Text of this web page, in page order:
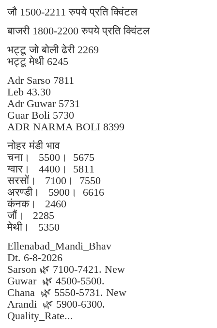
जौ 1500-2211 रुपये प्रति क्विंटल
बाजरी 1800-2200 रुपये प्रति क्विंटल
भट्टू जो बोली ढेरी 2269
भट्टू मेथी 6245
Adr Sarso 7811
Leb 43.30
Adr Guwar 5731
Guar Boli 5730
ADR NARMA BOLI 8399
नोहर मंडी भाव
चना। 5500। 5675
ग्वार। 4400। 5811
सरसों। 7100। 7550
अरण्डी। 5900। 6616
कंनक। 2460
जौं। 2285
मेथी। 5350
Ellenabad_Mandi_Bhav
Dt. 6-8-2026
Sarson 🌿 7100-7421. New
Guwar 🌿 4500-5500.
Chana 🌿 5550-5731. New
Arandi 🌿 5900-6300.
Quality_Rate...